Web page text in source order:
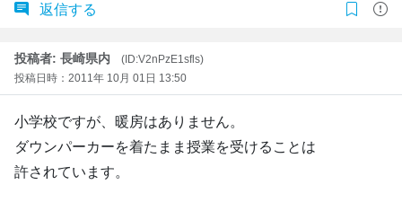
返信する
投稿者: 長崎県内
(ID:V2nPzE1sfls)
投稿日時：2011年 10月 01日 13:50
小学校ですが、暖房はありません。
ダウンパーカーを着たまま授業を受けることは
許されています。